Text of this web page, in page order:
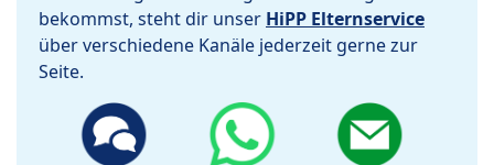
bekommst, steht dir unser HiPP Elternservice
über verschiedene Kanäle jederzeit gerne zur
Seite.